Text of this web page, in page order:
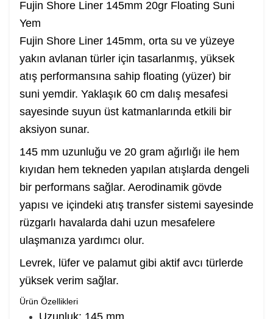
Fujin Shore Liner 145mm 20gr Floating Suni
Yem
Fujin Shore Liner 145mm, orta su ve yüzeye
yakın avlanan türler için tasarlanmış, yüksek
atış performansına sahip floating (yüzer) bir
suni yemdir. Yaklaşık 60 cm dalış mesafesi
sayesinde suyun üst katmanlarında etkili bir
aksiyon sunar.
145 mm uzunluğu ve 20 gram ağırlığı ile hem
kıyıdan hem tekneden yapılan atışlarda dengeli
bir performans sağlar. Aerodinamik gövde
yapısı ve içindeki atış transfer sistemi sayesinde
rüzgarlı havalarda dahi uzun mesafelere
ulaşmanıza yardımcı olur.
Levrek, lüfer ve palamut gibi aktif avcı türlerde
yüksek verim sağlar.
Ürün Özellikleri
Uzunluk: 145 mm